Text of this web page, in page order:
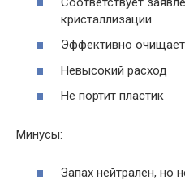
кристаллизации
Эффективно очищает
Невысокий расход
Не портит пластик
Минусы:
Запах нейтрален, но